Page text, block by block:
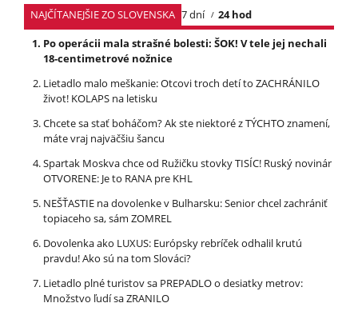
NAJČÍTANEJŠIE ZO SLOVENSKA 7 dní
24 hod
Po operácii mala strašné bolesti: ŠOK! V tele jej nechali
18-centimetrové nožnice
Lietadlo malo meškanie: Otcovi troch detí to ZACHRÁNILO
život! KOLAPS na letisku
Chcete sa stať boháčom? Ak ste niektoré z TÝCHTO znamení,
máte vraj najväčšiu šancu
Spartak Moskva chce od Ružičku stovky TISÍC! Ruský novinár
OTVORENE: Je to RANA pre KHL
NEŠŤASTIE na dovolenke v Bulharsku: Senior chcel zachrániť
topiaceho sa, sám ZOMREL
Dovolenka ako LUXUS: Európsky rebríček odhalil krutú
pravdu! Ako sú na tom Slováci?
Lietadlo plné turistov sa PREPADLO o desiatky metrov:
Množstvo ľudí sa ZRANILO